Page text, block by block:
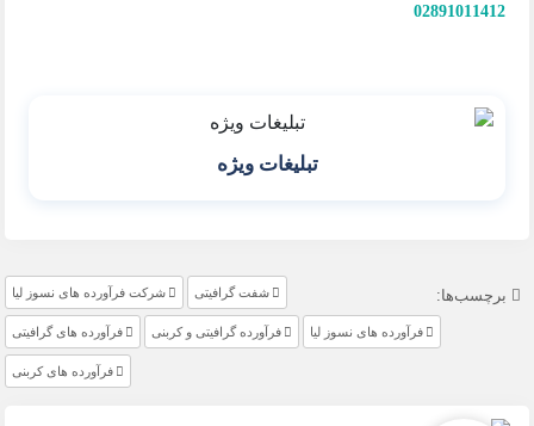
02891011412
تبلیغات ویژه
برچسب‌ها: شفت گرافیتی شرکت فرآورده های نسوز لیا
فرآورده های نسوز لیا فرآورده گرافیتی و کربنی فرآورده های گرافیتی
فرآورده های کربنی